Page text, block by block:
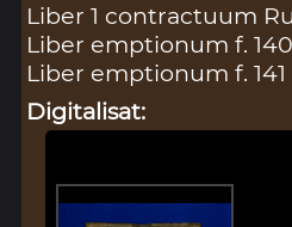
Liber 1 contractuum
Liber emptionum f. 140
Liber emptionum f. 141
Digitalisat: